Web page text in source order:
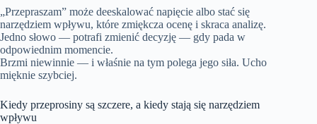
„Przepraszam” może deeskalować napięcie albo stać się
narzędziem wpływu, które zmiękcza ocenę i skraca analizę.
Jedno słowo — potrafi zmienić decyzję — gdy pada w
odpowiednim momencie.
Brzmi niewinnie — i właśnie na tym polega jego siła. Ucho
mięknie szybciej.
Kiedy przeprosiny są szczere, a kiedy stają się narzędziem
wpływu